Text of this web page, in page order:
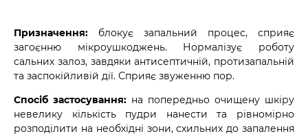
Призначення:
блокує запальний процес, сприяє
загоєнню мікроушкоджень. Нормалізує роботу
сальних залоз, завдяки антисептичній, протизапальній
та заспокійливій дії. Сприяє звуженню пор.
Спосіб застосування: на попередньо очищену шкіру
невелику кількість пудри нанести та рівномірно
розподілити на необхідні зони, схильних до запалення